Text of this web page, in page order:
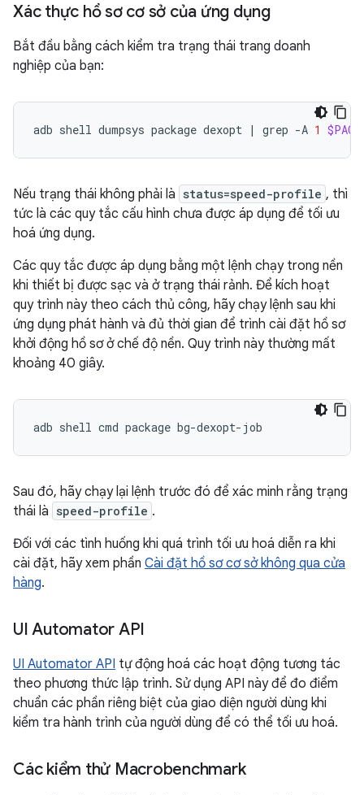
Xác thực hồ sơ cơ sở của ứng dụng
Bắt đầu bằng cách kiểm tra trạng thái trang doanh
nghiệp của bạn:
adb shell dumpsys package dexopt | grep -A 1
Nếu trạng thái không phải là status=speed-profile , thì
tức là các quy tắc cấu hình chưa được áp dụng để tối ưu
hoá ứng dụng.
Các quy tắc được áp dụng bằng một lệnh chạy trong nền
khi thiết bị được sạc và ở trạng thái rảnh. Để kích hoạt
quy trình này theo cách thủ công, hãy chạy lệnh sau khi
ứng dụng phát hành và đủ thời gian để trình cài đặt hồ sơ
khởi động hồ sơ ở chế độ nền. Quy trình này thường mất
khoảng 40 giây.
adb shell cmd package
Sau đó, hãy chạy lại lệnh trước đó để xác minh rằng trạng
thái là speed-profile .
Đối với các tình huống khi quá trình tối ưu hoá diễn ra khi
cài đặt, hãy xem phần Cài đặt hồ sơ cơ sở không qua cửa
hàng.
UI Automator API
UI Automator API tự động hoá các hoạt động tương tác
theo phương thức lập trình. Sử dụng API này để đo điểm
chuẩn các phần riêng biệt của giao diện người dùng khi
kiểm tra hành trình của người dùng để có thể tối ưu hoá.
Các kiểm thử Macrobenchmark